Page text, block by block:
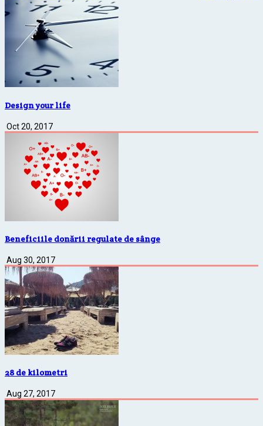
Design your life
Oct 20, 2017
Beneficiile donării regulate de sânge
Aug 30, 2017
28 de kilometri
Aug 27, 2017